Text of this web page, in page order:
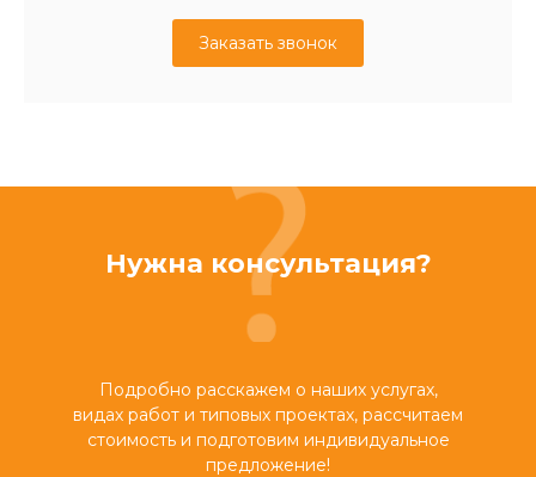
Заказать звонок
Нужна консультация?
Подробно расскажем о наших услугах,
видах работ и типовых проектах, рассчитаем
стоимость и подготовим индивидуальное
предложение!